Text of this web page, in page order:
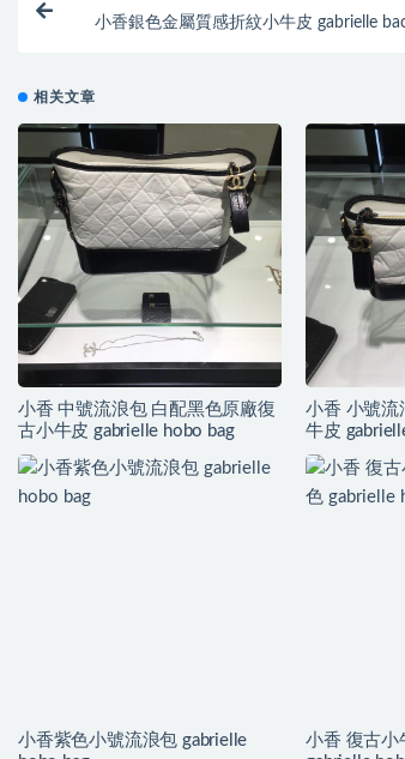
小香銀色金屬質感折紋小牛皮 gabrielle
相关文章
小香 中號流浪包 白配黑色原廠復
古小牛皮 gabrielle hobo bag
小香 小號流
牛皮
小香紫色小號流浪包 gabrielle
小香 復古小